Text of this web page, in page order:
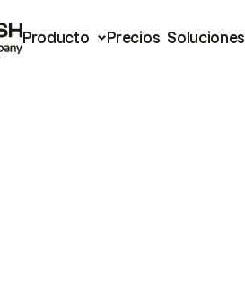
Producto Precios Soluciones